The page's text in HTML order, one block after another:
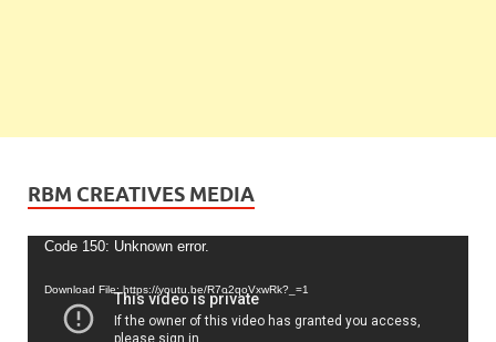
RBM CREATIVES MEDIA
Video
Code 150: Unknown error.
Download File: https://youtu.be/R7o2qoVxwRk?_=1